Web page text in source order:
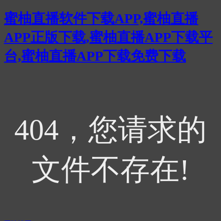
蜜柚直播软件下载APP,蜜柚直播
APP正版下载,蜜柚直播APP下载平
台,蜜柚直播APP下载免费下载
404，您请求的
文件不存在!